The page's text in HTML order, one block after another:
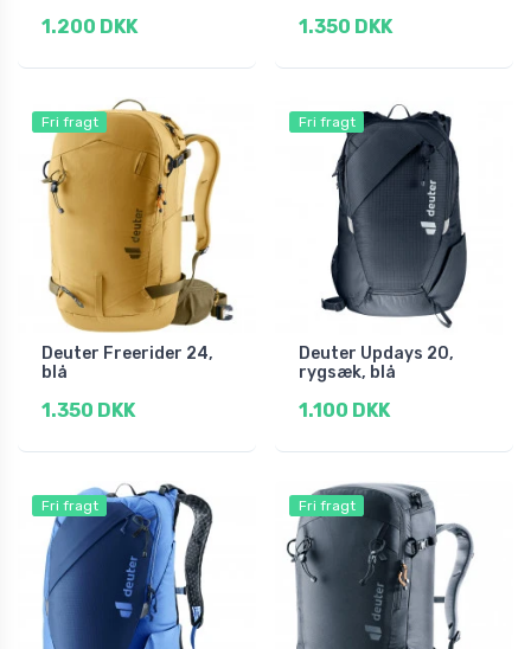
1.200 DKK 1.350 DKK
Fri fragt
Deuter Freerider 24,
blå
1.350 DKK
Fri fragt
Deuter Updays 20,
rygsæk, blå
1.100 DKK
Fri fragt Fri fragt